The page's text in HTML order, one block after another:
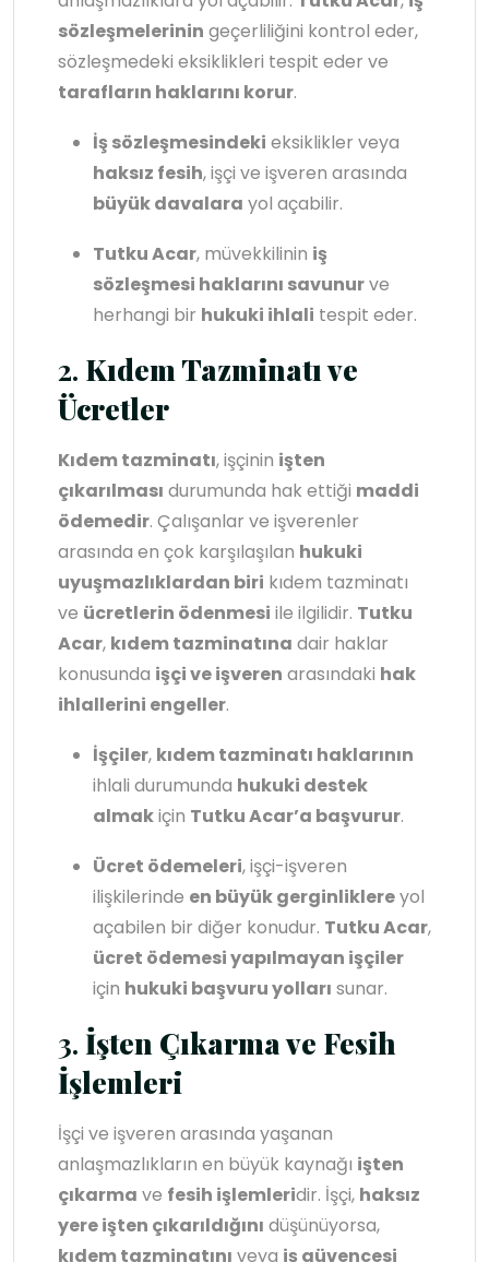
sözleşmelerinin geçerliliğini kontrol eder,
sözleşmedeki eksiklikleri tespit eder ve
tarafların haklarını korur.
İş sözleşmesindeki eksiklikler veya
haksız fesih, işçi ve işveren arasında
büyük davalara yol açabilir.
Tutku Acar, müvekkilinin iş
sözleşmesi haklarını savunurve
herhangi bir hukuki ihlali tespit eder.
2. Kıdem Tazminatı ve
Ücretler
Kıdem tazminatı, işçinin işten
çıkarılması durumunda hak ettiği maddi
ödemedir. Çalışanlar ve işverenler
arasında en çok karşılaşılan hukuki
uyuşmazlıklardan biri kıdem tazminatı
ve ücretlerin ödenmesi ile ilgilidir. Tutku
Acar, kıdem tazminatına dair haklar
konusunda işçi ve işveren arasındaki hak
ihlallerini engeller.
İşçiler, kıdem tazminatı haklarının
ihlali durumunda hukuki destek
almakiçin Tutku Acar’a başvurur.
Ücret ödemeleri, işçi-işveren
ilişkilerinde en büyük gerginliklereyol
açabilen bir diğer konudur. Tutku Acar,
ücret ödemesi yapılmayan işçiler
için hukuki başvuru yolları sunar.
3. İşten Çıkarma ve Fesih
İşlemleri
İşçi ve işveren arasında yaşanan
anlaşmazlıkların en büyük kaynağı işten
çıkarma ve fesih işlemleridir. İşçi, haksız
yere işten çıkarıldığını düşünüyorsa,
kıdem tazminatını veya iş güvencesi